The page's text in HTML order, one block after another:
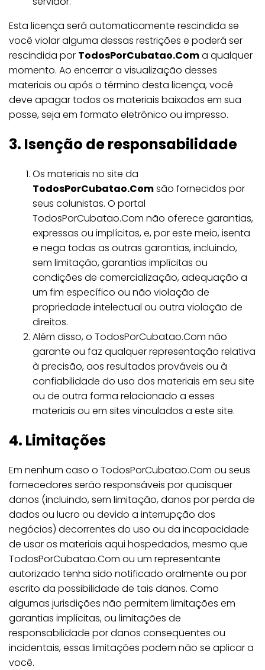
Esta licença será automaticamente rescindida se
você violar alguma dessas restrições e poderá ser
rescindida por TodosPorCubatao.Coma qualquer
momento. Ao encerrar a visualização desses
materiais ou após o término desta licença, você
deve apagar todos os materiais baixados em sua
posse, seja em formato eletrônico ou impresso.
3. Isenção de responsabilidade
Os materiais no site da
TodosPorCubatao.Comsão fornecidos por
seus colunistas. O portal
TodosPorCubatao.Com não oferece garantias,
expressas ou implícitas, e, por este meio, isenta
e nega todas as outras garantias, incluindo,
sem limitação, garantias implícitas ou
condições de comercialização, adequação a
um fim específico ou não violação de
propriedade intelectual ou outra violação de
direitos.
Além disso, o TodosPorCubatao.Com não
garante ou faz qualquer representação relativa
à precisão, aos resultados prováveis ​​ou à
confiabilidade do uso dos materiais em seu site
ou de outra forma relacionado a esses
materiais ou em sites vinculados a este site.
4. Limitações
Em nenhum caso o TodosPorCubatao.Com ou seus
fornecedores serão responsáveis ​​por quaisquer
danos (incluindo, sem limitação, danos por perda de
dados ou lucro ou devido a interrupção dos
negócios) decorrentes do uso ou da incapacidade
de usar os materiais aqui hospedados, mesmo que
TodosPorCubatao.Com ou um representante
autorizado tenha sido notificado oralmente ou por
escrito da possibilidade de tais danos. Como
algumas jurisdições não permitem limitações em
garantias implícitas, ou limitações de
responsabilidade por danos conseqüentes ou
incidentais, essas limitações podem não se aplicar a
você.